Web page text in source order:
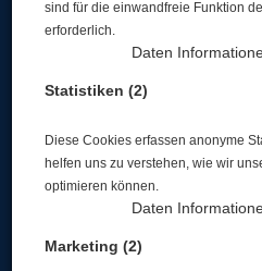
Gut abgesichert?
Informationen
Zahlungsmöglichkeiten
sind für die einwandfreie Funktion
erforderlich.
Daten
Statistiken (2)
Diese Cookies erfassen anonyme
helfen uns zu verstehen, wie wir
optimieren können.
Daten
Marketing (2)